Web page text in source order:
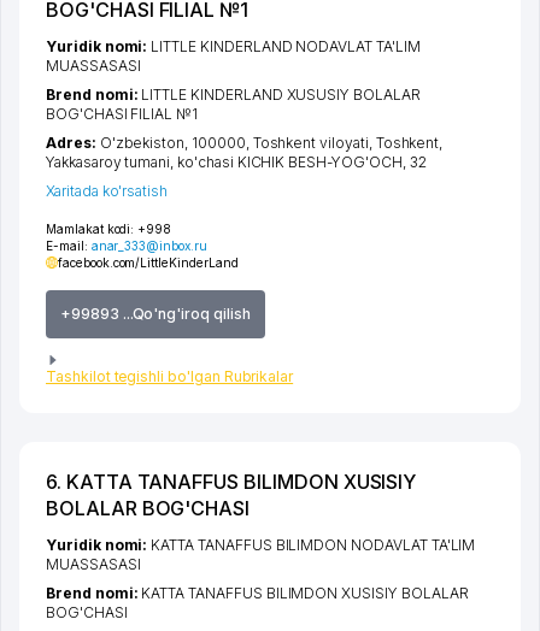
BOG'CHASI FILIAL №1
Mamlakat kodi: +998
E-mail: anar_333@inbox.ru
facebook.com/LittleKinderLand
+99893 ...Qo'ng'iroq qilish
Tashkilot tegishli bo'lgan Rubrikalar
Yuridik nomi: LITTLE KINDERLAND NODAVLAT TA'LIM
MUASSASASI
Brend nomi: LITTLE KINDERLAND XUSUSIY BOLALAR
BOG'CHASI FILIAL №1
Adres: O'zbekiston, 100000, Toshkent viloyati Toshkent
Yakkasaroy tumani ko'chasi KICHIK BESH-YOG'OCH , 32
Xaritada ko'rsatish
6. KATTA TANAFFUS BILIMDON XUSISIY
BOLALAR BOG'CHASI
Yuridik nomi: KATTA TANAFFUS BILIMDON NODAVLAT TA'LIM
MUASSASASI
Brend nomi: KATTA TANAFFUS BILIMDON XUSISIY BOLALAR
BOG'CHASI